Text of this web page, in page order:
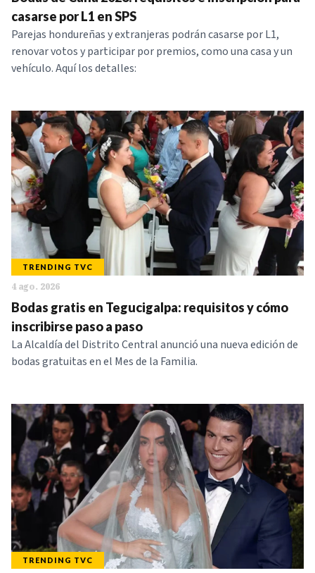
SERIES
casarse por L1 en SPS
Parejas hondureñas y extranjeras podrán casarse por L1,
renovar votos y participar por premios, como una casa y un
vehículo. Aquí los detalles:
TRENDING TVC
4 ago. 2026
Bodas gratis en Tegucigalpa: requisitos y cómo
inscribirse paso a paso
La Alcaldía del Distrito Central anunció una nueva edición de
bodas gratuitas en el Mes de la Familia.
TRENDING TVC